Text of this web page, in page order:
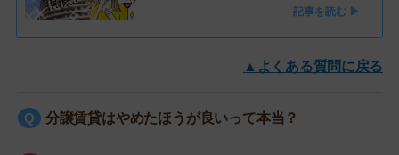
記事を読む ▶
▲よくある質問に戻る
分譲賃貸はやめたほうが良いって本当？